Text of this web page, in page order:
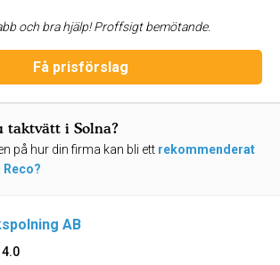
och bra hjälp! Proffsigt bemötande.
Få prisförslag
taktvätt i Solna?
på hur din firma kan bli ett rekommenderat
AB
4.0